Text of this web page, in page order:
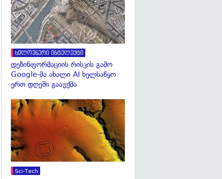
გადახედვა
ხელოვნური ინტელექტი
დეზინფორმაციის რისკის გამო
Google-მა ახალი AI ხელსაწყო
ერთ დღეში გააუქმა
Sci-Tech